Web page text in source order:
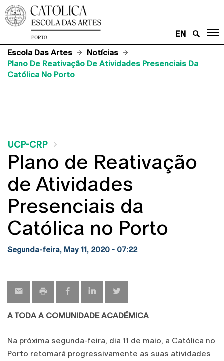
EN
Escola Das Artes
Notícias
Plano De Reativação De Atividades Presenciais Da
Católica No Porto
UCP-CRP
Plano de Reativação
de Atividades
Presenciais da
Católica no Porto
Segunda-feira, May 11, 2020 - 07:22
A TODA A COMUNIDADE ACADÉMICA
Na próxima segunda-feira, dia 11 de maio, a Católica no
Porto retomará progressivamente as suas atividades